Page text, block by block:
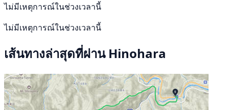
ไม่มีเหตุการณ์ในช่วงเวลานี้
ไม่มีเหตุการณ์ในช่วงเวลานี้
เส้นทางล่าสุดที่ผ่าน Hinohara